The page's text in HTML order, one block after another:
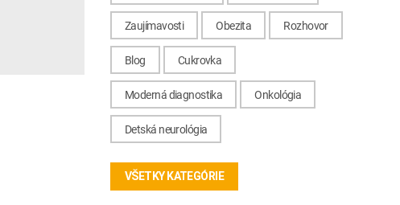
Zaujímavosti Obezita Rozhovor
Blog Cukrovka
Moderná diagnostika Onkológia
Detská neurológia
VŠETKY KATEGÓRIE